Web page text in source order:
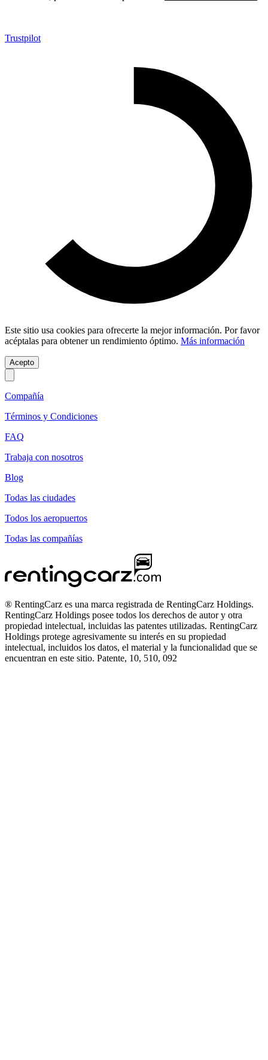
Trustpilot
Este sitio usa cookies para ofrecerte la mejor información. Por favor
acéptalas para obtener un rendimiento óptimo. Más información
Acepto
Compañía
Términos y Condiciones
FAQ
Trabaja con nosotros
Blog
Todas las ciudades
Todos los aeropuertos
Todas las compañías
® RentingCarz es una marca registrada de RentingCarz Holdings.
RentingCarz Holdings posee todos los derechos de autor y otra
propiedad intelectual, incluidas las patentes utilizadas. RentingCarz
Holdings protege agresivamente su interés en su propiedad
intelectual, incluidos los datos, el material y la funcionalidad que se
encuentran en este sitio. Patente, 10, 510, 092